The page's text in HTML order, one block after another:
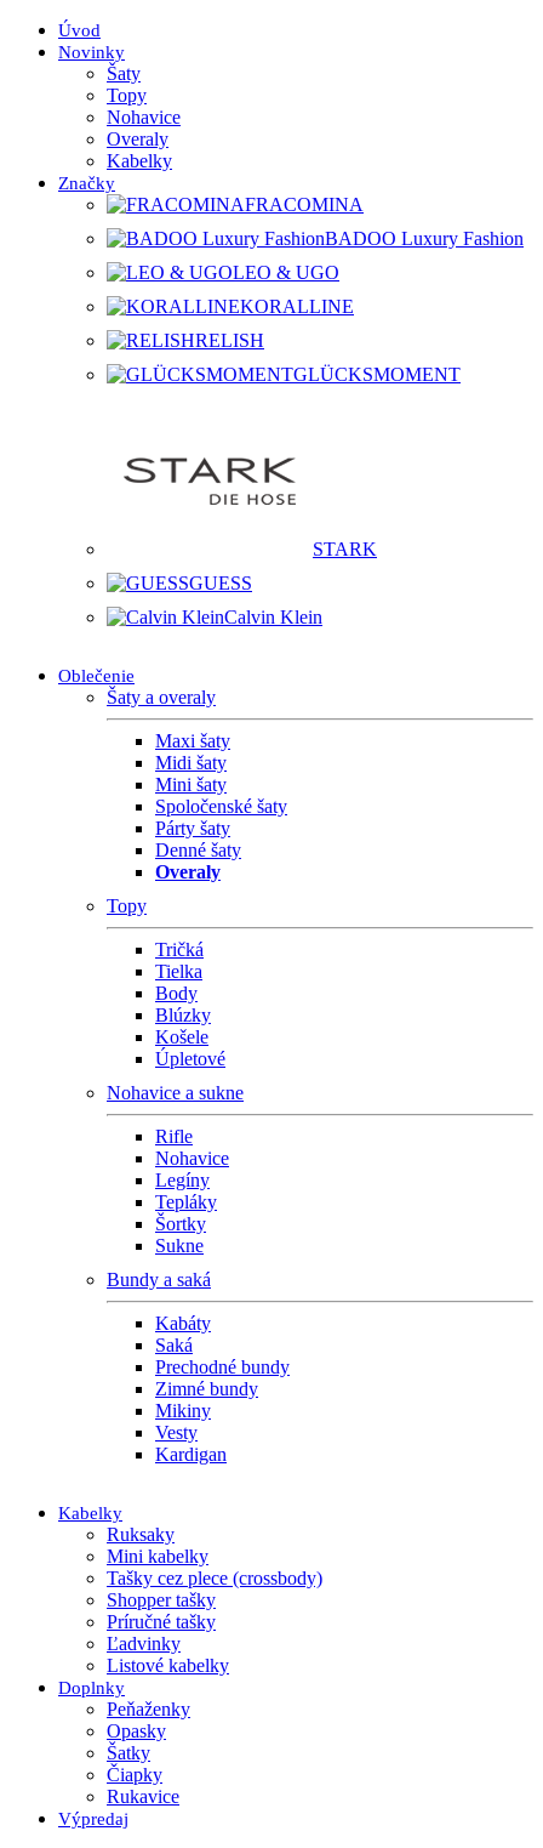
Úvod
Novinky
Šaty
Topy
Nohavice
Overaly
Kabelky
Značky
FRACOMINA
BADOO Luxury Fashion
LEO & UGO
KORALLINE
RELISH
GLÜCKSMOMENT
STARK
GUESS
Calvin Klein
Oblečenie
Šaty a overaly
Maxi šaty
Midi šaty
Mini šaty
Spoločenské šaty
Párty šaty
Denné šaty
Overaly
Topy
Tričká
Tielka
Body
Blúzky
Košele
Úpletové
Nohavice a sukne
Rifle
Nohavice
Legíny
Tepláky
Šortky
Sukne
Bundy a saká
Kabáty
Saká
Prechodné bundy
Zimné bundy
Mikiny
Vesty
Kardigan
Kabelky
Ruksaky
Mini kabelky
Tašky cez plece (crossbody)
Shopper tašky
Príručné tašky
Ľadvinky
Listové kabelky
Doplnky
Peňaženky
Opasky
Šatky
Čiapky
Rukavice
Výpredaj